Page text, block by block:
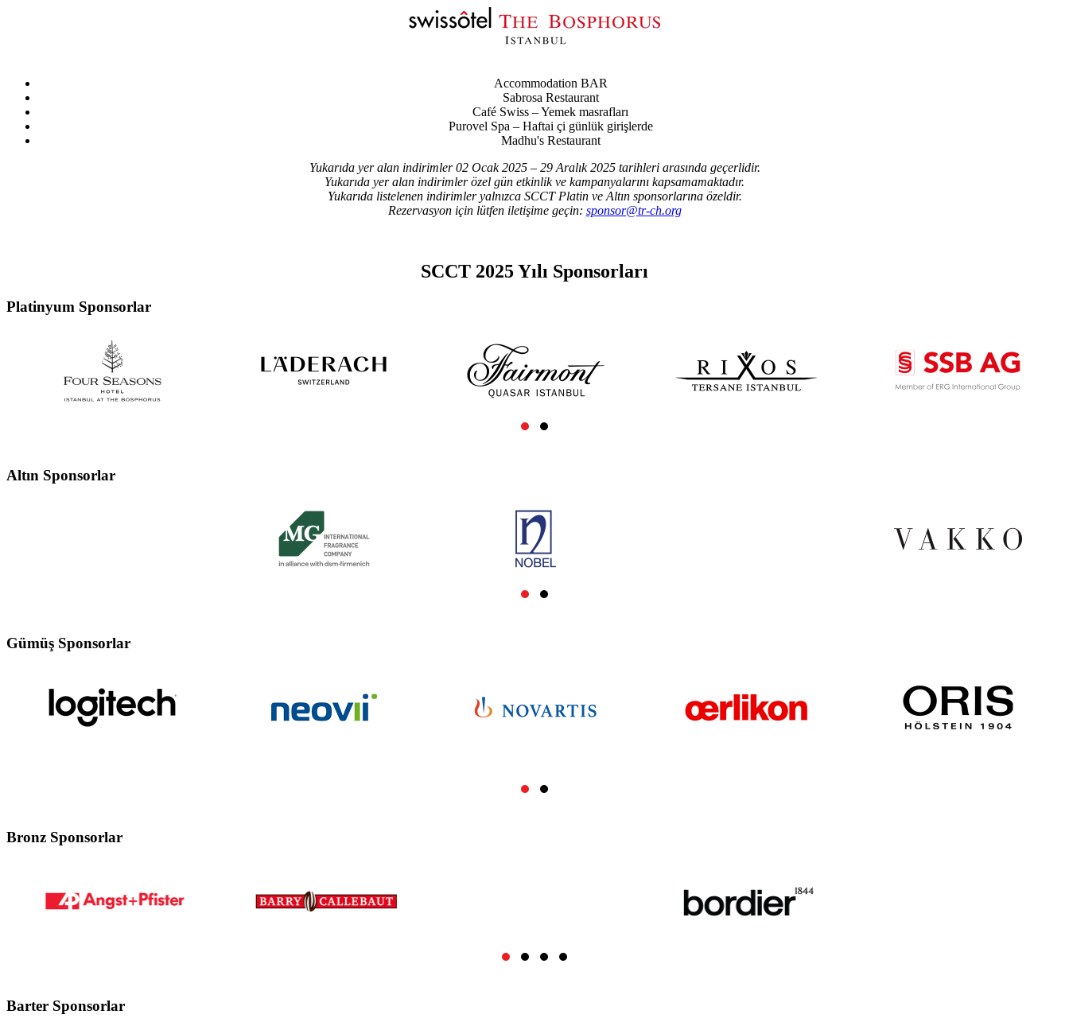
Accommodation BAR
Sabrosa Restaurant
Café Swiss – Yemek masrafları
Purovel Spa – Haftai çi günlük girişlerde
Madhu's Restaurant
Yukarıda yer alan indirimler 02 Ocak 2025 – 29 Aralık 2025 tarihleri arasında geçerlidir.
Yukarıda yer alan indirimler özel gün etkinlik ve kampanyalarını kapsamamaktadır.
Yukarıda listelenen indirimler yalnızca SCCT Platin ve Altın sponsorlarına özeldir.
Rezervasyon için lütfen iletişime geçin: sponsor@tr-ch.org
SCCT 2025 Yılı Sponsorları
Platinyum Sponsorlar
Altın Sponsorlar
Gümüş Sponsorlar
Bronz Sponsorlar
Barter Sponsorlar